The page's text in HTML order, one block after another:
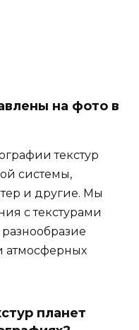
на фото в
текстур
системы,
и другие. Мы
с текстурами
разнообразие
атмосферных
планет